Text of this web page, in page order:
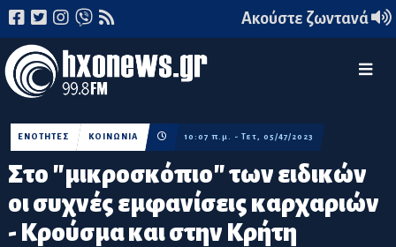
Ακούστε ζωντανά
Στο "μικροσκόπιο" των ειδικών
οι συχνές εμφανίσεις καρχαριών
- Κρούσμα και στην Κρήτη
ΕΝΟΤΗΤΕΣ ΚΟΙΝΩΝΙΑ 10:07 π.μ. - Τετ, 05/47/2023